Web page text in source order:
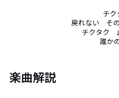
チク
戻れない　そ
チクタク
誰か
楽曲解説